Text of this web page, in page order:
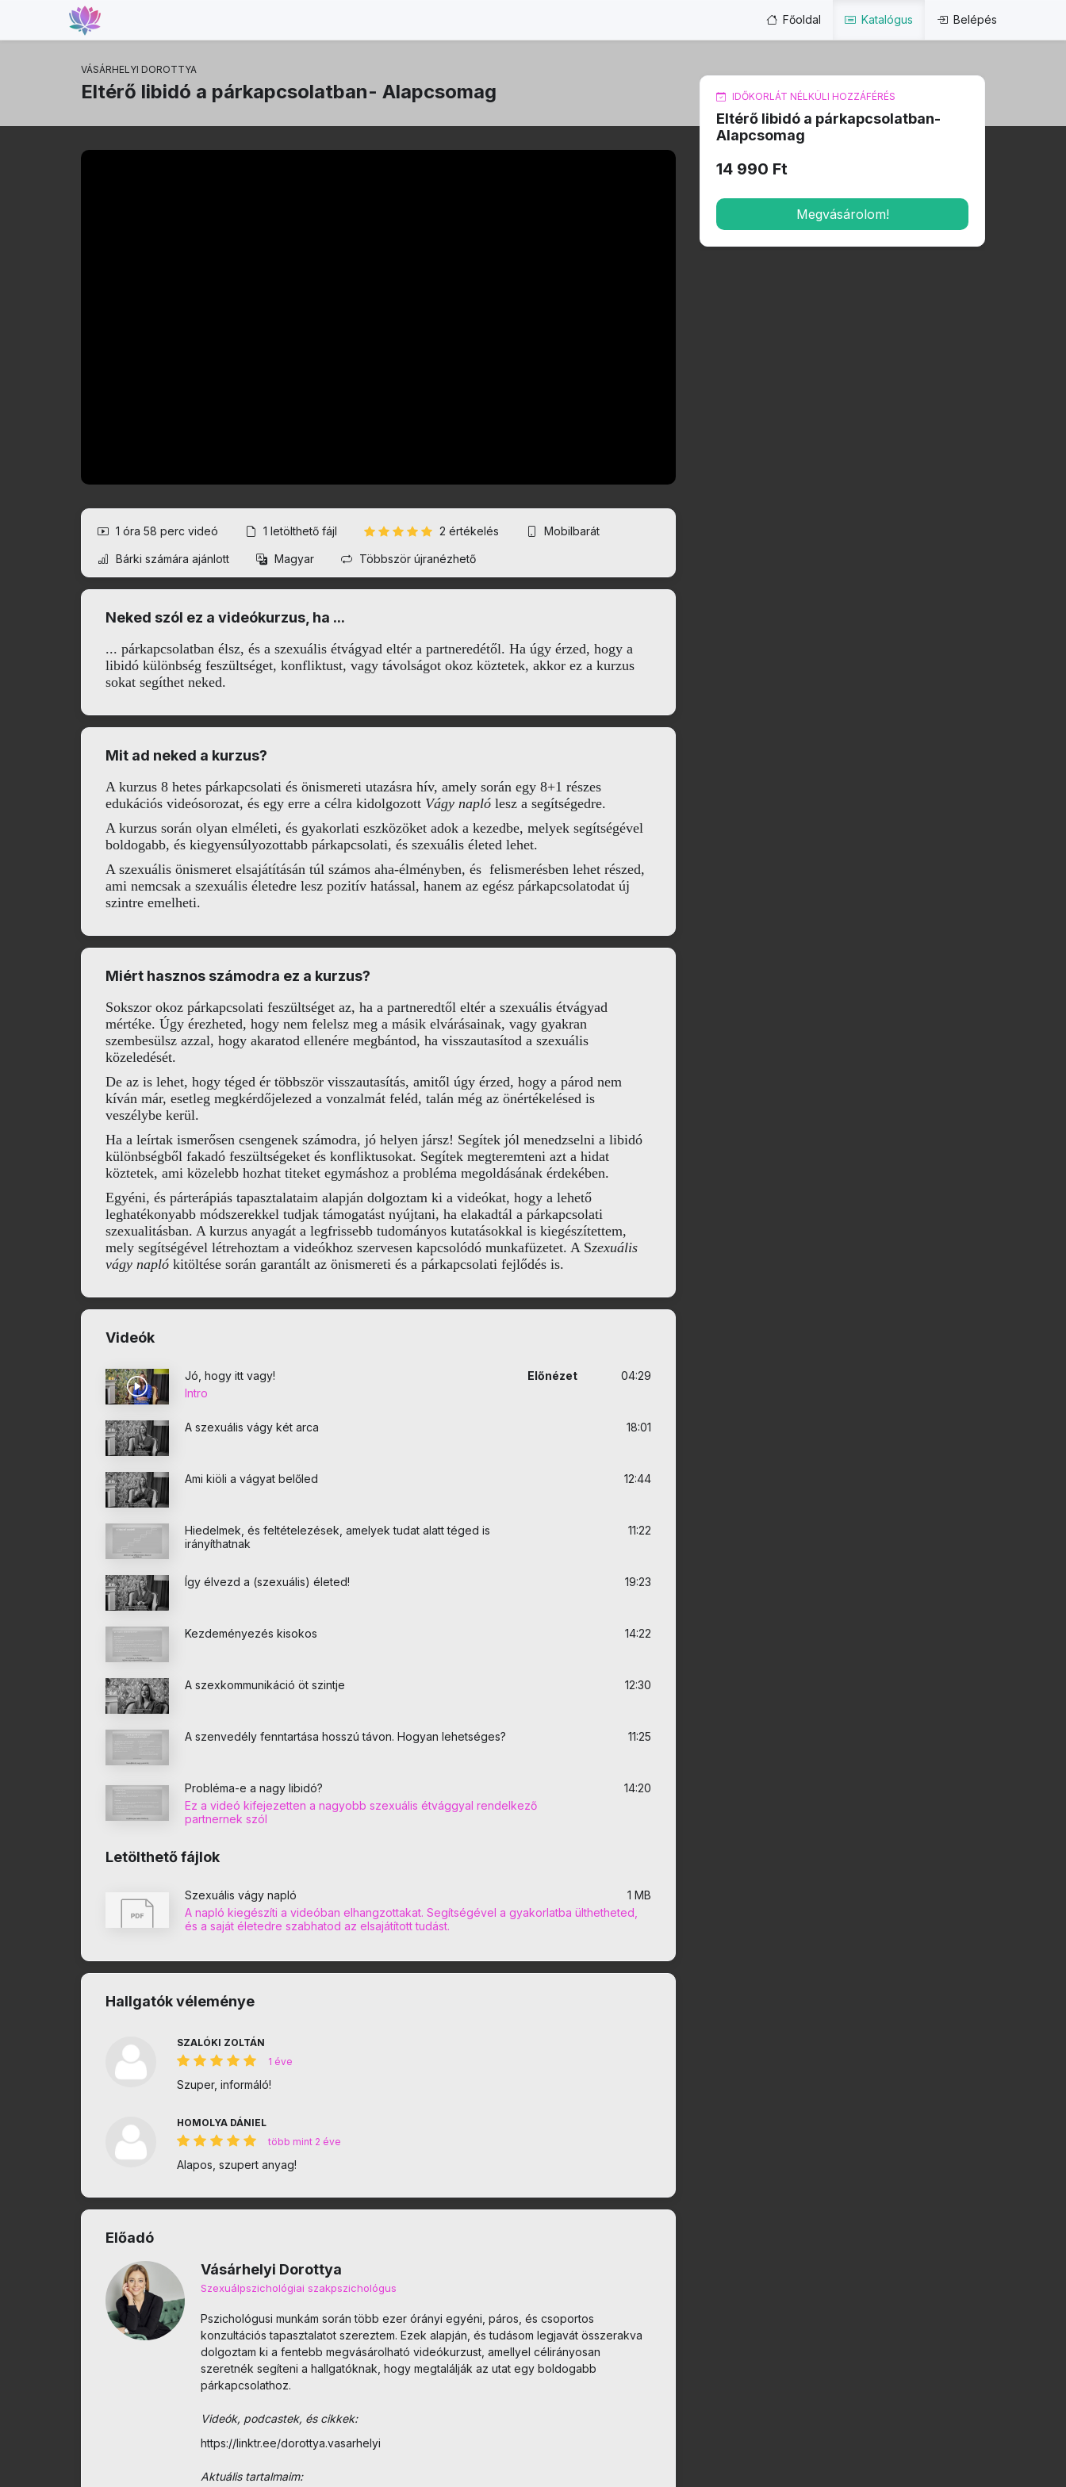
Főoldal Katalógus Belépés
VÁSÁRHELYI DOROTTYA
Eltérő libidó a párkapcsolatban- Alapcsomag
1 óra 58 perc videó 1 letölthető fájl 2 értékelés Mobilbarát
Bárki számára ajánlott Magyar Többször újranézhető
Neked szól ez a videókurzus, ha ...
... párkapcsolatban élsz, és a szexuális étvágyad eltér a partneredétől. Ha úgy érzed, hogy a
libidó különbség feszültséget, konfliktust, vagy távolságot okoz köztetek, akkor ez a kurzus
sokat segíthet neked.
Mit ad neked a kurzus?
A kurzus 8 hetes párkapcsolati és önismereti utazásra hív, amely során egy 8+1 részes
edukációs videósorozat, és egy erre a célra kidolgozott Vágy napló lesz a segítségedre.
A kurzus során olyan elméleti, és gyakorlati eszközöket adok a kezedbe, melyek segítségével
boldogabb, és kiegyensúlyozottabb párkapcsolati, és szexuális életed lehet.
A szexuális önismeret elsajátításán túl számos aha-élményben, és felismerésben lehet részed,
ami nemcsak a szexuális életedre lesz pozitív hatással, hanem az egész párkapcsolatodat új
szintre emelheti.
Miért hasznos számodra ez a kurzus?
Sokszor okoz párkapcsolati feszültséget az, ha a partneredtől eltér a szexuális étvágyad
mértéke. Úgy érezheted, hogy nem felelsz meg a másik elvárásainak, vagy gyakran
szembesülsz azzal, hogy akaratod ellenére megbántod, ha visszautasítod a szexuális
közeledését.
De az is lehet, hogy téged ér többször visszautasítás, amitől úgy érzed, hogy a párod nem
kíván már, esetleg megkérdőjelezed a vonzalmát feléd, talán még az önértékelésed is
veszélybe kerül.
Ha a leírtak ismerősen csengenek számodra, jó helyen jársz! Segítek jól menedzselni a libidó
különbségből fakadó feszültségeket és konfliktusokat. Segítek megteremteni azt a hidat
köztetek, ami közelebb hozhat titeket egymáshoz a probléma megoldásának érdekében.
Egyéni, és párterápiás tapasztalataim alapján dolgoztam ki a videókat, hogy a lehető
leghatékonyabb módszerekkel tudjak támogatást nyújtani, ha elakadtál a párkapcsolati
szexualitásban. A kurzus anyagát a legfrissebb tudományos kutatásokkal is kiegészítettem,
mely segítségével létrehoztam a videókhoz szervesen kapcsolódó munkafüzetet. A Szexuális
vágy napló kitöltése során garantált az önismereti és a párkapcsolati fejlődés is.
Videók
Jó, hogy itt vagy! Előnézet
04:29
Intro
A szexuális vágy két arca 18:01
Ami kiöli a vágyat belőled 12:44
Hiedelmek, és feltételezések, amelyek tudat alatt téged is
irányíthatnak
11:22
Így élvezd a (szexuális) életed! 19:23
Kezdeményezés kisokos 14:22
A szexkommunikáció öt szintje 12:30
A szenvedély fenntartása hosszú távon. Hogyan lehetséges? 11:25
Probléma-e a nagy libidó?
14:20
Ez a videó kifejezetten a nagyobb szexuális étvággyal rendelkező
partnernek szól
Letölthető fájlok
Szexuális vágy napló
1 MB
A napló kiegészíti a videóban elhangzottakat. Segítségével a gyakorlatba ülthetheted,
és a saját életedre szabhatod az elsajátított tudást.
Hallgatók véleménye
SZALÓKI ZOLTÁN
1 éve
Szuper, informáló!
HOMOLYA DÁNIEL
több mint 2 éve
Alapos, szupert anyag!
Előadó
Vásárhelyi Dorottya
Szexuálpszichológiai szakpszichológus
Pszichológusi munkám során több ezer órányi egyéni, páros, és csoportos
konzultációs tapasztalatot szereztem. Ezek alapján, és tudásom legjavát összerakva
dolgoztam ki a fentebb megvásárolható videókurzust, amellyel célirányosan
szeretnék segíteni a hallgatóknak, hogy megtalálják az utat egy boldogabb
párkapcsolathoz.
Videók, podcastek, és cikkek:
https://linktr.ee/dorottya.vasarhelyi
Aktuális tartalmaim:
IDŐKORLÁT NÉLKÜLI HOZZÁFÉRÉS
Eltérő libidó a párkapcsolatban-
Alapcsomag
14 990 Ft
Megvásárolom!